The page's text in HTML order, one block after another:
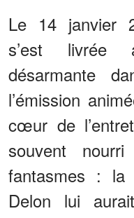
Le 14 janvier
s’est livrée
désarmante
l’émission
cœur de
souvent
fantasmes : la
Delon lui